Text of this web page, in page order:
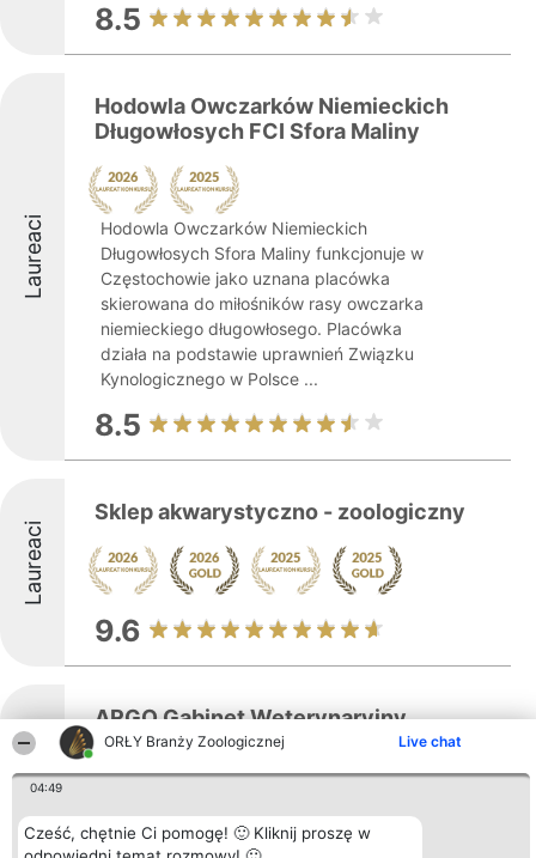
ORŁY Branży Zoologicznej Live chat
04:49
Cześć, chętnie Ci pomogę! 🙂 Kliknij proszę w
8.5
Laureaci
Hodowla Owczarków Niemieckich
Długowłosych FCI Sfora Maliny
Hodowla Owczarków Niemieckich
Długowłosych Sfora Maliny funkcjonuje w
Częstochowie jako uznana placówka
skierowana do miłośników rasy owczarka
niemieckiego długowłosego. Placówka
działa na podstawie uprawnień Związku
Kynologicznego w Polsce ...
8.5
Laureaci
Sklep akwarystyczno - zoologiczny
9.6
ARGO Gabinet Weterynaryjny
ARGO Gabinet Weterynaryjny w
Częstochowie jest placówką weterynaryjną